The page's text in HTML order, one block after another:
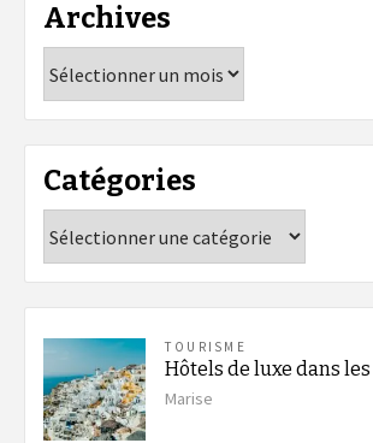
Archives
Catégories
TOURISME
Hôtels de luxe dans
Marise